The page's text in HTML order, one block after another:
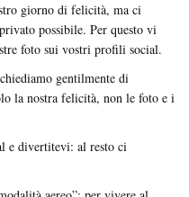
giorno di felicità, ma ci
possibile. Per questo vi
foto sui vostri profili social.
gentilmente di
la nostra felicità, non le foto e i
e divertitevi: al resto ci